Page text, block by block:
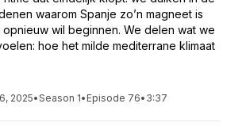
waarom Spanje zo’n magneet is
wil beginnen. We delen wat we
hoe het milde mediterrane klimaat
2025•Season 1• Episode 76• 3:37